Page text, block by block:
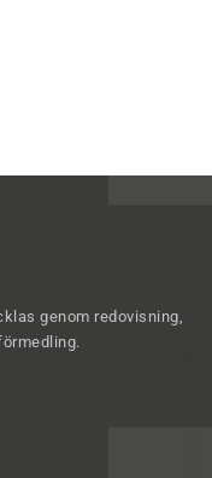
genom redovisning,